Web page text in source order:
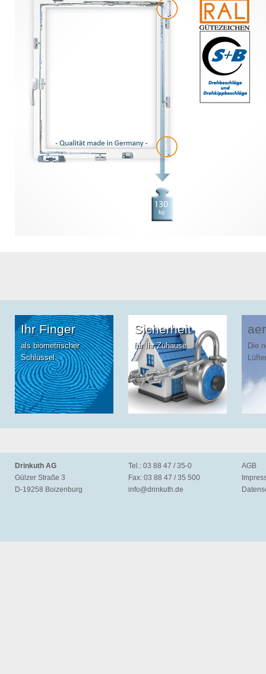
Ihr Finger
als biometrischer
Schlüssel
Sicherheit
für Ihr Zuhause
Die
Drinkuth AG
Gülzer Straße 3
D-19258 Boizenburg
Tel.: 03 88 47 / 35-0
Fax: 03 88 47 / 35 500
info@drinkuth.de
AGB